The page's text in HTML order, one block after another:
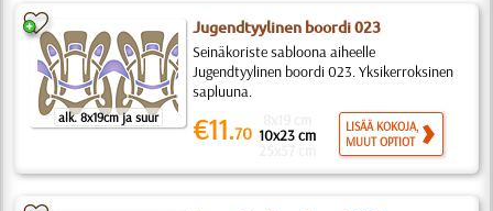
alk. 8x19cm ja suur
Jugendtyylinen boordi 023
Seinäkoriste sabloona aiheelle
Jugendtyylinen boordi 023. Yksikerroksinen
sapluuna.
€11.70 10x23 cm
LISÄÄ KOKOJA,
MUUT OPTIOT